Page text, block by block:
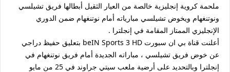
ملحمة كروية إنجليزية خالصة من العيار الثقيل أبطالها فريق تشيلسي
ونوتنغهام ويخوض تشيلسي مبارياته أمام نوتنغهام ضمن الدوري
الإنجليزي الممتاز المقامة في إنجلترا .
أعلنت قناة بي ان سبورت beIN Sports 3 HD بتعليق حفيظ دراجي
عن خوض فريق تشيلسي ، مباراته الجديدة أمام فريق نوتنغهام في
إنجلترا وبالتحديد على أرضية ملعب سيتي جراوند في 25 من مايو